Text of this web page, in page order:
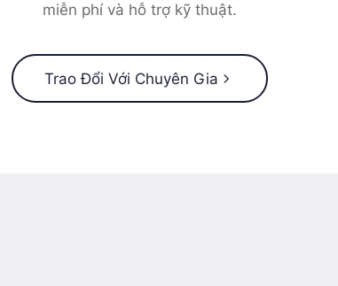
miễn phí và hỗ trợ kỹ thuật.
Trao Đổi Với Chuyên Gia